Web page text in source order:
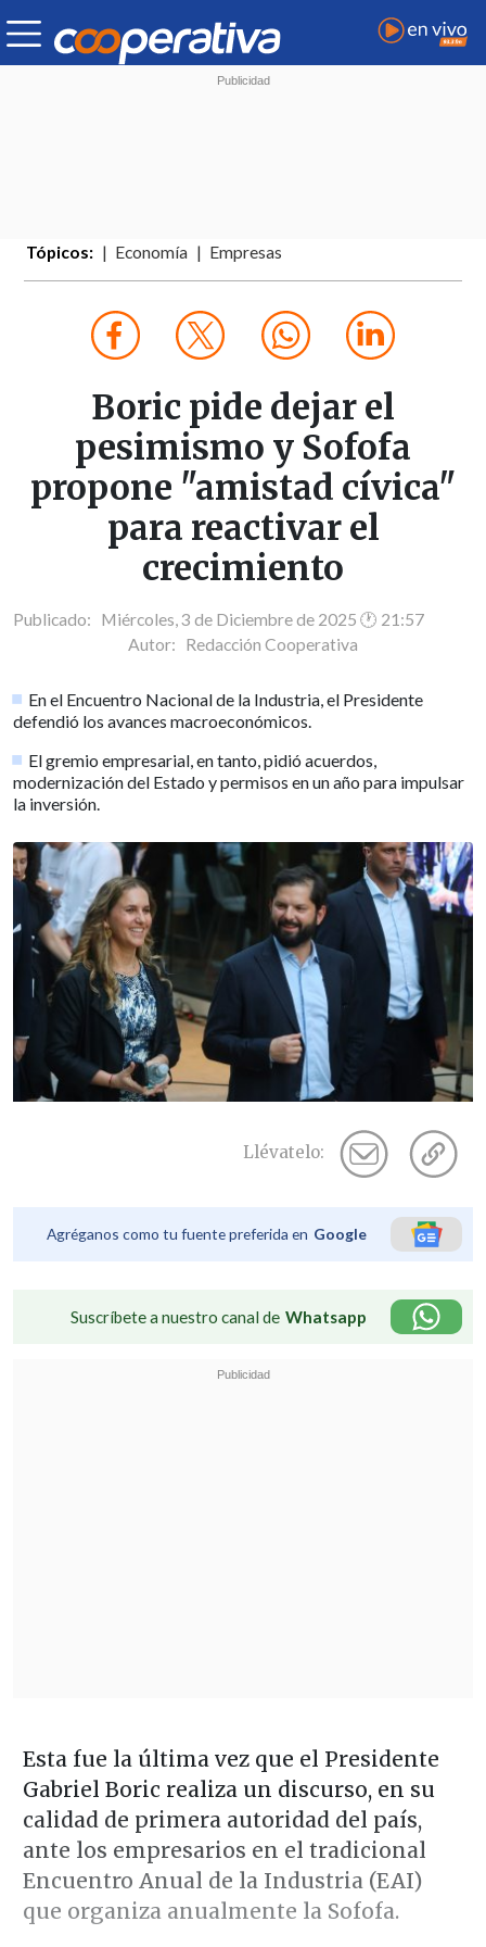
Tópicos: Economía Empresas
Boric pide dejar el
pesimismo y Sofofa
propone "amistad cívica"
para reactivar el
crecimiento
Publicado: Miércoles, 3 de Diciembre de 2025 🕐 21:57
Autor: Redacción Cooperativa
En el Encuentro Nacional de la Industria, el Presidente
defendió los avances macroeconómicos.
El gremio empresarial, en tanto, pidió acuerdos,
modernización del Estado y permisos en un año para impulsar
la inversión.
Llévatelo:
Agréganos como tu fuente preferida en Google
Suscríbete a nuestro canal de Whatsapp
Esta fue la última vez que el Presidente
Gabriel Boric realiza un discurso, en su
calidad de primera autoridad del país,
ante los empresarios en el tradicional
Encuentro Anual de la Industria (EAI)
que organiza anualmente la Sofofa.